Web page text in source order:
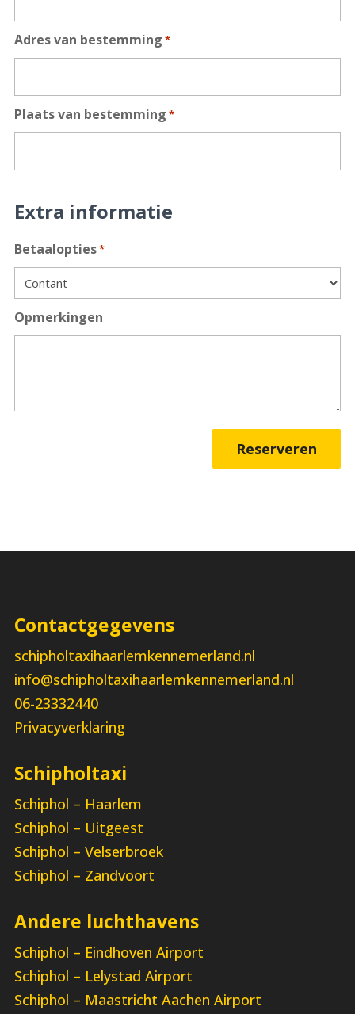
Adres van bestemming *
Plaats van bestemming *
Extra informatie
Betaalopties*
Opmerkingen
Contactgegevens
schipholtaxihaarlemkennemerland.nl
info@schipholtaxihaarlemkennemerland.nl
06-23332440
Privacyverklaring
Schipholtaxi
Schiphol – Haarlem
Schiphol – Uitgeest
Schiphol – Velserbroek
Schiphol – Zandvoort
Andere luchthavens
Schiphol – Eindhoven Airport
Schiphol – Lelystad Airport
Schiphol – Maastricht Aachen Airport